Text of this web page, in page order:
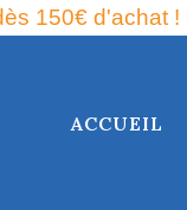
150€ d'achat !
ACCUEIL